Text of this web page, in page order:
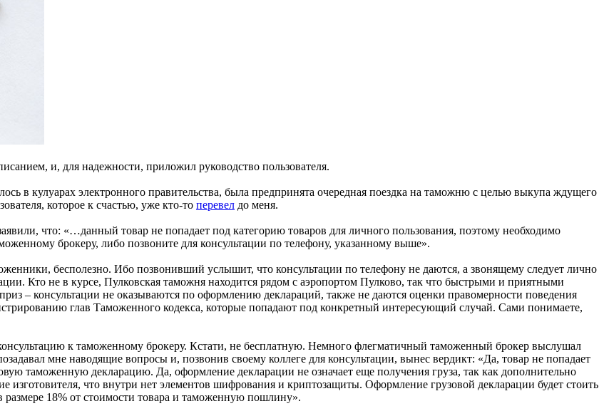
и, для надежности, приложил руководство пользователя.
в кулуарах электронного правительства, была предпринята очередная поездка на таможню с целью выкупа ждущего
которое к счастью, уже кто-то перевел до меня.
что: «…данный товар не попадает под категорию товаров для личного пользования, поэтому необходимо
брокеру, либо позвоните для консультации по телефону, указанному выше».
бесполезно. Ибо позвонивший услышит, что консультации по телефону не даются, а звонящему следует лично
Кто не в курсе, Пулковская таможня находится рядом с аэропортом Пулково, так что быстрыми и приятными
– консультации не оказываются по оформлению деклараций, также не даются оценки правомерности поведения
глав Таможенного кодекса, которые попадают под конкретный интересующий случай. Сами понимаете,
к таможенному брокеру. Кстати, не бесплатную. Немного флегматичный таможенный брокер выслушал
мне наводящие вопросы и, позвонив своему коллеге для консультации, вынес вердикт: «Да, товар не попадает
таможенную декларацию. Да, оформление декларации не означает еще получения груза, так как дополнительно
изготовителя, что внутри нет элементов шифрования и криптозащиты. Оформление грузовой декларации будет стоить
18% от стоимости товара и таможенную пошлину».